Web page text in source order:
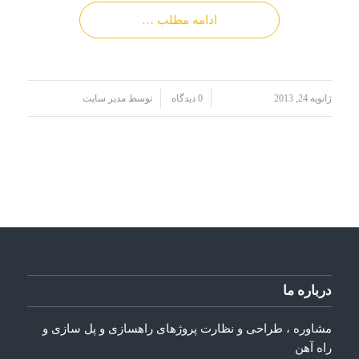
ادامه مطلب …
ژانویه 24, 2013 0 دیدگاه توسطمدیر سایت
درباره ما
مشاوره ، طراحی و نظارت پروژهای راهسازی و پل سازی و
راه آهن